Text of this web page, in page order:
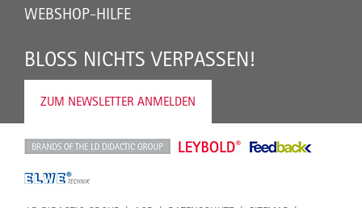
WEBSHOP-HILFE
BLOSS NICHTS VERPASSEN!
ZUM NEWSLETTER ANMELDEN